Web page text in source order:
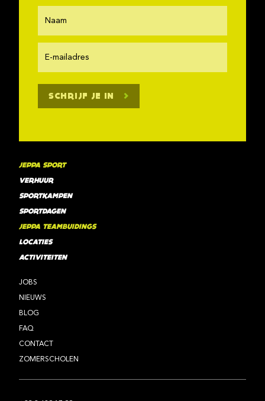
SCHRIJF JE IN
JEPPA SPORT
VERHUUR
SPORTKAMPEN
SPORTDAGEN
JEPPA TEAMBUIDINGS
LOCATIES
ACTIVITEITEN
JOBS
NIEUWS
BLOG
FAQ
CONTACT
ZOMERSCHOLEN